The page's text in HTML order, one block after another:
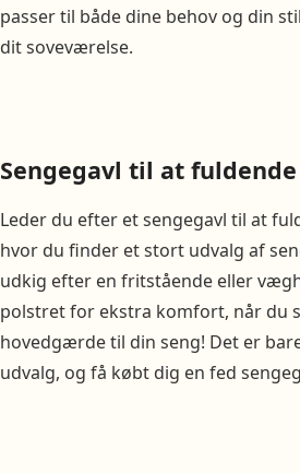
passer til både dine behov og din
dit soveværelse.
Sengegavl til at
Leder du efter et sengegavl til at
hvor du finder et stort udvalg af
udkig efter en fritstående eller
polstret for ekstra komfort, når du
hovedgærde til din seng! Det er
udvalg, og få købt dig en fed